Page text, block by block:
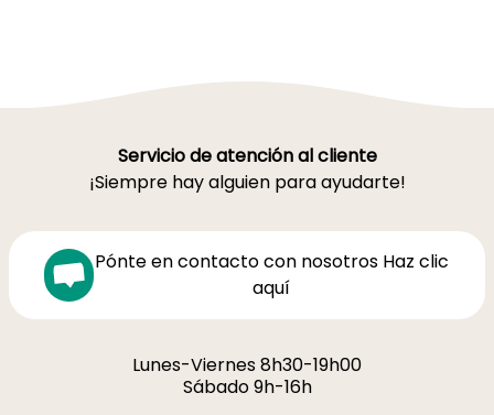
Servicio de atención al cliente
¡Siempre hay alguien para ayudarte!
Pónte en contacto con nosotros Haz clic
aquí
Lunes-Viernes 8h30-19h00
Sábado 9h-16h